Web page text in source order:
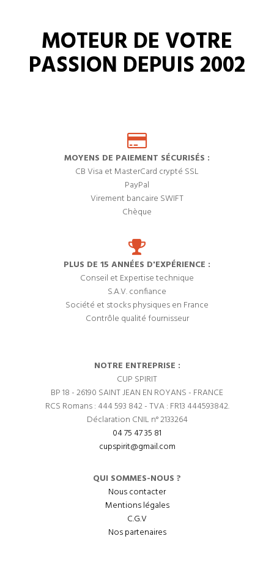
MOTEUR DE VOTRE
PASSION DEPUIS 2002
MOYENS DE PAIEMENT SÉCURISÉS :
CB Visa et MasterCard crypté SSL
PayPal
Virement bancaire SWIFT
Chèque
PLUS DE 15 ANNÉES D'EXPÉRIENCE :
Conseil et Expertise technique
S.A.V. confiance
Société et stocks physiques en France
Contrôle qualité fournisseur
NOTRE ENTREPRISE :
CUP SPIRIT
BP 18 - 26190 SAINT JEAN EN ROYANS - FRANCE
RCS Romans : 444 593 842 - TVA : FR13 444593842.
Déclaration CNIL n° 2133264
04 75 47 35 81
cupspirit@gmail.com
QUI SOMMES-NOUS ?
Nous contacter
Mentions légales
C.G.V
Nos partenaires